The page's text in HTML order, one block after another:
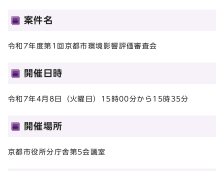
案件名
令和7年度第1回京都市環境影響評価審査会
開催日時
令和7年4月8日（火曜日）15時00分から15時35分
開催場所
京都市役所分庁舎第5会議室